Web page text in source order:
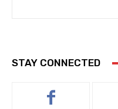
STAY CONNECTED